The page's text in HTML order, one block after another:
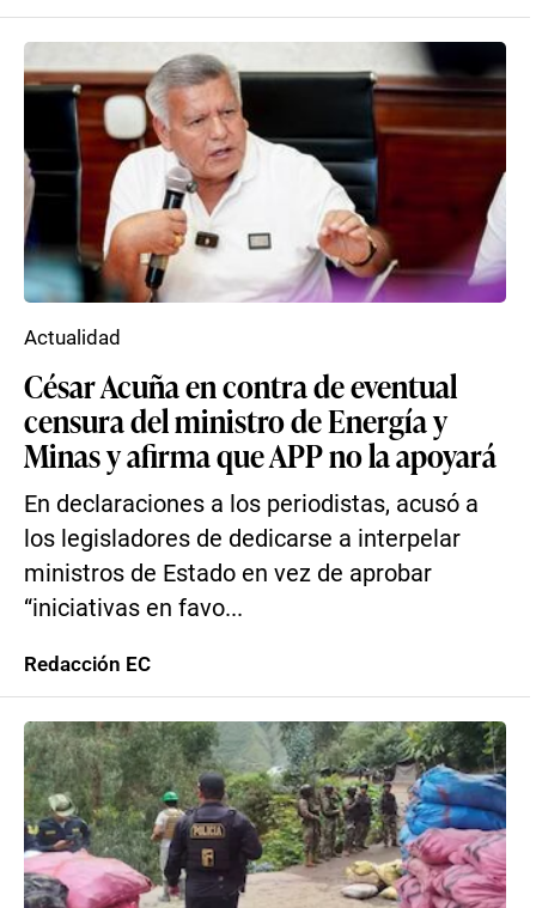
César Acuña en contra de eventual
censura del ministro de Energía y
Minas y afirma que APP no la apoyará
En declaraciones a los periodistas, acusó a
los legisladores de dedicarse a interpelar
ministros de Estado en vez de aprobar
“iniciativas en favo...
Actualidad
Redacción EC